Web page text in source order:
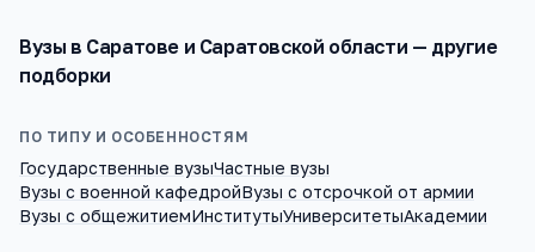
Вузы в Саратове и Саратовской области — другие
подборки
ПО ТИПУ И ОСОБЕННОСТЯМ
Государственные вузыЧастные вузы
Вузы с военной кафедройВузы с отсрочкой от армии
Вузы с общежитиемИнститутыУниверситетыАкадемии